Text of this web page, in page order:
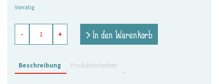
Vorrätig
Sue,
2er
Menge
- + > In den Warenkorb
Beschreibung Produktsicherheit